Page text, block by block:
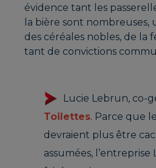
évidence tant les
la bière sont
des céréales nobles, de la
tant de convictions
Lucie Lebrun, co-
Toilettes. Parce que
devraient plus être
assumées, l’entreprise